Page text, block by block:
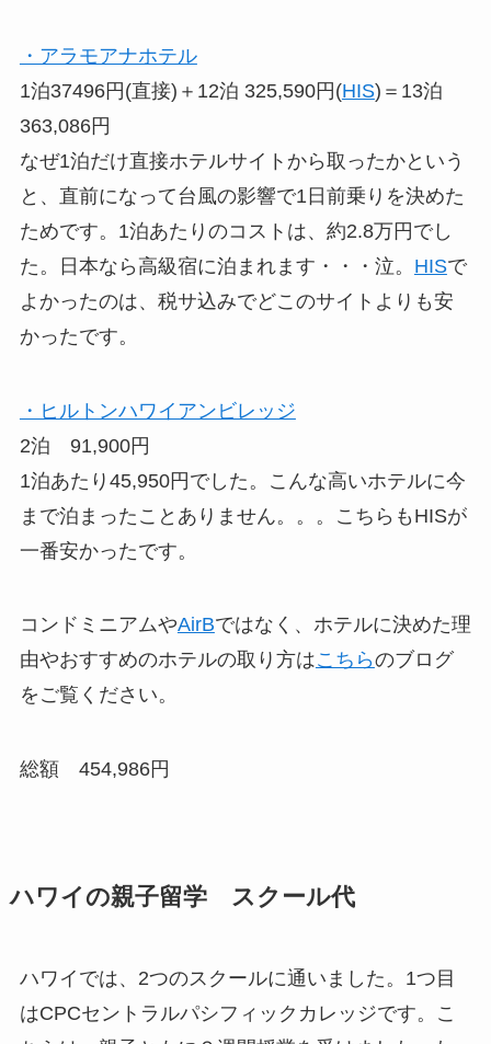
・アラモアナホテル
1泊37496円(直接)＋12泊 325,590円(HIS)＝13泊
363,086円
なぜ1泊だけ直接ホテルサイトから取ったかという
と、直前になって台風の影響で1日前乗りを決めた
ためです。1泊あたりのコストは、約2.8万円でし
た。日本なら高級宿に泊まれます・・・泣。 HISで
よかったのは、税サ込みでどこのサイトよりも安
かったです。
・ヒルトンハワイアンビレッジ
2泊 91,900円
1泊あたり45,950円でした。こんな高いホテルに今
まで泊まったことありません。。。こちらもHISが
一番安かったです。
コンドミニアムやAirBではなく、ホテルに決めた理
由やおすすめのホテルの取り方はこちらのブログ
をご覧ください。
総額 454,986円
ハワイの親子留学 スクール代
ハワイでは、2つのスクールに通いました。1つ目
はCPCセントラルパシフィックカレッジです。こ